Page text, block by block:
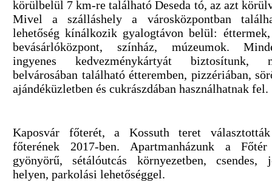
körülbelül 7 km-re található Deseda tó, az azt
Mivel a szálláshely a városközpontban
lehetőség kínálkozik gyalogtávon belül:
bevásárlóközpont, színház, múzeumok.
ingyenes kedvezménykártyát biztosítunk,
belvárosában található étteremben, pizzériában,
ajándéküzletben és cukrászdában használhatnak fel.
Kaposvár főterét, a Kossuth teret
főterének 2017-ben. Apartmanházunk a
gyönyörű, sétálóutcás környezetben, csendes,
helyen, parkolási lehetőséggel.